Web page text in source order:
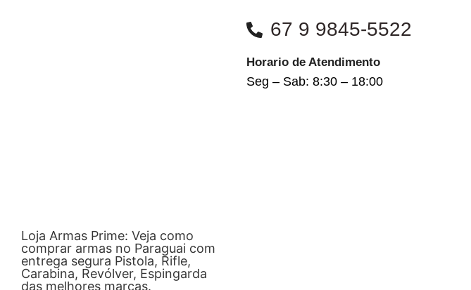
Loja Armas Prime: Veja como
comprar armas no Paraguai com
entrega segura Pistola, Rifle,
Carabina, Revólver, Espingarda
das melhores marcas.
67 9 9845-5522
Horario de Atendimento
Seg – Sab: 8:30 – 18:00